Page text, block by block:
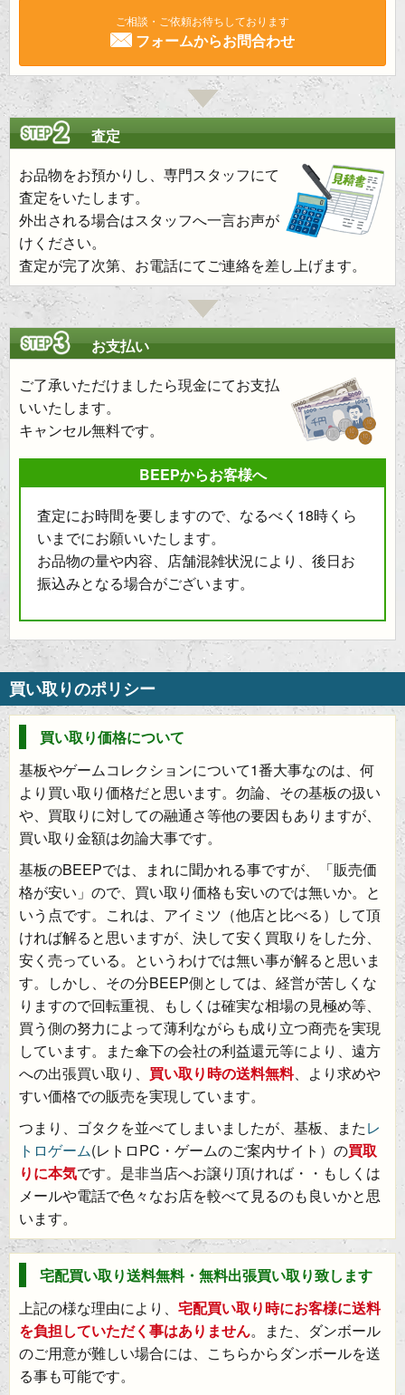
ご相談・ご依頼お待ちしております
フォームからお問合わせ
査定
お品物をお預かりし、専門スタッフにて
査定をいたします。
外出される場合はスタッフへ一言お声が
けください。
査定が完了次第、お電話にてご連絡を差し上げます。
お支払い
ご了承いただけましたら現金にてお支払
いいたします。
キャンセル無料です。
BEEPからお客様へ
査定にお時間を要しますので、なるべく18時くら
いまでにお願いいたします。
お品物の量や内容、店舗混雑状況により、後日お
振込みとなる場合がございます。
買い取りのポリシー
買い取り価格について
基板やゲームコレクションについて1番大事なのは、何
より買い取り価格だと思います。勿論、その基板の扱い
や、買取りに対しての融通さ等他の要因もありますが、
買い取り金額は勿論大事です。
基板のBEEPでは、まれに聞かれる事ですが、「販売価
格が安い」ので、買い取り価格も安いのでは無いか。と
いう点です。これは、アイミツ（他店と比べる）して頂
ければ解ると思いますが、決して安く買取りをした分、
安く売っている。というわけでは無い事が解ると思いま
す。しかし、その分BEEP側としては、経営が苦しくな
りますので回転重視、もしくは確実な相場の見極め等、
買う側の努力によって薄利ながらも成り立つ商売を実現
しています。また傘下の会社の利益還元等により、遠方
への出張買い取り、 買い取り時の送料無料、より求めや
すい価格での販売を実現しています。
つまり、ゴタクを並べてしまいましたが、基板、またレ
トロゲーム(レトロPC・ゲームのご案内サイト）の買取
りに本気です。是非当店へお譲り頂ければ・・もしくは
メールや電話で色々なお店を較べて見るのも良いかと思
います。
宅配買い取り送料無料・無料出張買い取り致します
上記の様な理由により、 宅配買い取り時にお客様に送料
を負担していただく事はありません。また、ダンボール
のご用意が難しい場合には、こちらからダンボールを送
る事も可能です。